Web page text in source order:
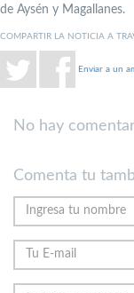
de Aysén y Magallanes.
COMPARTIR LA NOTICIA A
Enviar a un
No hay
Comenta tu